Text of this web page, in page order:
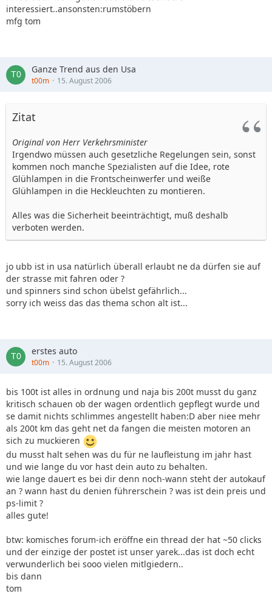
interessiert..ansonsten:rumstöbern
mfg tom
Ganze Trend aus den Usa
t00m 15. August 2006
Zitat
Original von Herr Verkehrsminister
Irgendwo müssen auch gesetzliche Regelungen sein, sonst
kommen noch manche Spezialisten auf die Idee, rote
Glühlampen in die Frontscheinwerfer und weiße
Glühlampen in die Heckleuchten zu montieren.
Alles was die Sicherheit beeinträchtigt, muß deshalb
verboten werden.
jo ubb ist in usa natürlich überall erlaubt ne da dürfen sie auf
der strasse mit fahren oder ?
und spinners sind schon übelst gefährlich...
sorry ich weiss das das thema schon alt ist...
erstes auto
t00m 15. August 2006
bis 100t ist alles in ordnung und naja bis 200t musst du ganz
kritisch schauen ob der wagen ordentlich gepflegt wurde und
se damit nichts schlimmes angestellt haben:D aber niee mehr
als 200t km das geht net da fangen die meisten motoren an
sich zu muckieren
du musst halt sehen was du für ne laufleistung im jahr hast
und wie lange du vor hast dein auto zu behalten.
wie lange dauert es bei dir denn noch-wann steht der autokauf
an ? wann hast du denien führerschein ? was ist dein preis und
ps-limit ?
alles gute!
btw: komisches forum-ich eröffne ein thread der hat ~50 clicks
und der einzige der postet ist unser yarek...das ist doch echt
verwunderlich bei sooo vielen mitlgiedern..
bis dann
tom